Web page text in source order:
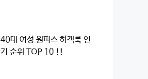
40대 여성 원피스 하객룩 인
기 순위 TOP 10 !!